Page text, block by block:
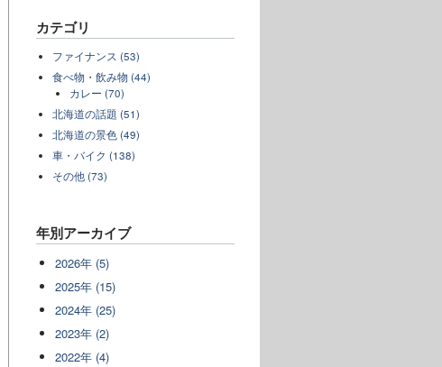
カテゴリ
ファイナンス (53)
食べ物・飲み物 (44)
カレー (70)
北海道の話題 (51)
北海道の景色 (49)
車・バイク (138)
その他 (73)
年別アーカイブ
2026年 (5)
2025年 (15)
2024年 (25)
2023年 (2)
2022年 (4)